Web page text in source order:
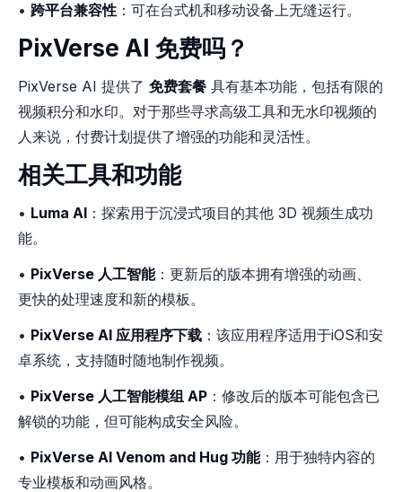
• 跨平台兼容性 ：可在台式机和移动设备上无缝运行。
PixVerse AI 免费吗？
PixVerse AI 提供了 免费套餐 具有基本功能，包括有限的
视频积分和水印。对于那些寻求高级工具和无水印视频的
人来说，付费计划提供了增强的功能和灵活性。
相关工具和功能
• Luma AI ：探索用于沉浸式项目的其他 3D 视频生成功
能。
• PixVerse 人工智能：更新后的版本拥有增强的动画、
更快的处理速度和新的模板。
• PixVerse AI 应用程序下载 ：该应用程序适用于iOS和安
卓系统，支持随时随地制作视频。
• PixVerse 人工智能模组 AP ：修改后的版本可能包含已
解锁的功能，但可能构成安全风险。
• PixVerse AI Venom and Hug 功能：用于独特内容的
专业模板和动画风格。